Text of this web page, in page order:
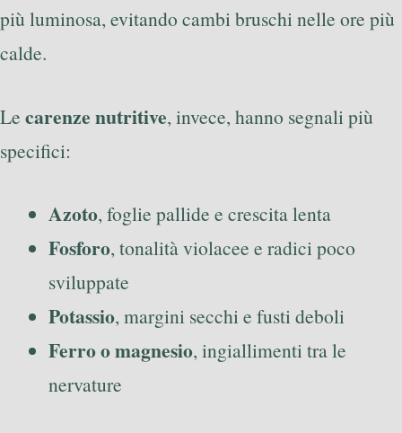
più luminosa, evitando cambi bruschi nelle ore più
calde.
Le carenze nutritive, invece, hanno segnali più
specifici:
Azoto, foglie pallide e crescita lenta
Fosforo, tonalità violacee e radici poco
sviluppate
Potassio, margini secchi e fusti deboli
Ferro o magnesio, ingiallimenti tra le
nervature